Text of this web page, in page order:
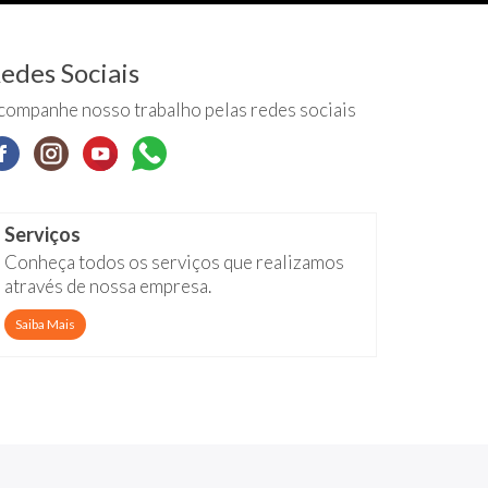
Sociais
nosso trabalho pelas redes sociais
Serviços
Conheça todos os serviços que realizamos
através de nossa empresa.
Saiba Mais